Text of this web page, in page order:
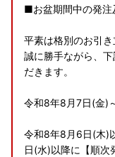
■お盆期間中の発注
平素は格別のお引き
誠に勝手ながら、
だきます。
令和8年8月7日(金)
令和8年8月6日(木)
日(水)以降に【順次